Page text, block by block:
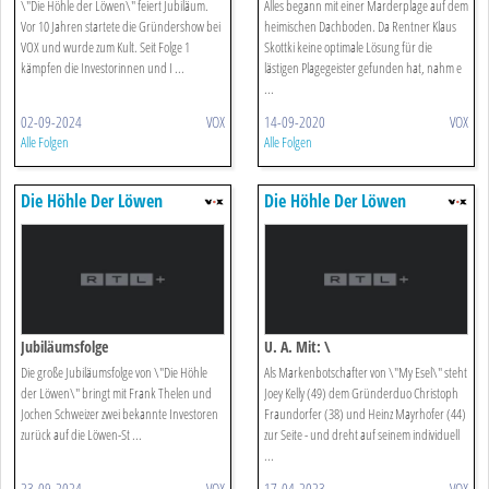
\"Die Höhle der Löwen\" feiert Jubiläum.
Vor 10 Jahren startete die Gründershow bei
VOX und wurde zum Kult. Seit Folge 1
kämpfen die Investorinnen und I ...
02-09-2024 VOX
Alle Folgen
Alles begann mit einer Marderplage auf dem
heimischen Dachboden. Da Rentner Klaus
Skottki keine optimale Lösung für die
lästigen Plagegeister gefunden hat, nahm e
...
14-09-2020 VOX
Alle Folgen
Die Höhle Der Löwen
Jubiläumsfolge
Die große Jubiläumsfolge von \"Die Höhle
der Löwen\" bringt mit Frank Thelen und
Jochen Schweizer zwei bekannte Investoren
zurück auf die Löwen-St ...
Die Höhle Der Löwen
U. A. Mit: \
Als Markenbotschafter von \"My Esel\" steht
Joey Kelly (49) dem Gründerduo Christoph
Fraundorfer (38) und Heinz Mayrhofer (44)
zur Seite - und dreht auf seinem individuell
...